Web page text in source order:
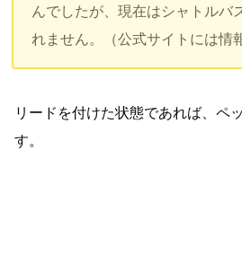
んでしたが、現在はシャトルバ
れません。（公式サイトには情
リードを付けた状態であれば、ペ
す。